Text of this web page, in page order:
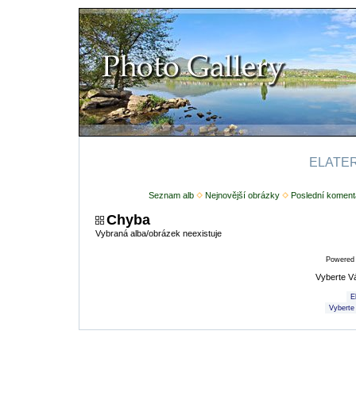
Seznam alb Nejnovější obrázky Poslední
Chyba
Vybraná alba/obrázek neexistuje
Vyberte